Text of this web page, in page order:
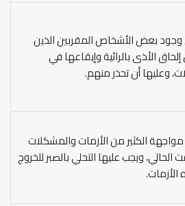
وجود بعض الأشخاص المقربين الذين
الأذى بالرائية وإيقاعها في
وعليها أن تحذر منهم.
مواجهة الكثير من الأزمات والمشكلات
الحالي، ويجب عليها التحلي بالصبر للخروج